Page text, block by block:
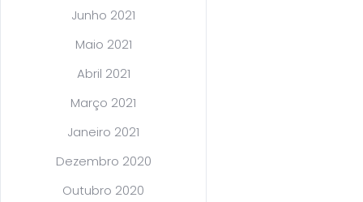
Junho 2021
Maio 2021
Abril 2021
Março 2021
Janeiro 2021
Dezembro 2020
Outubro 2020